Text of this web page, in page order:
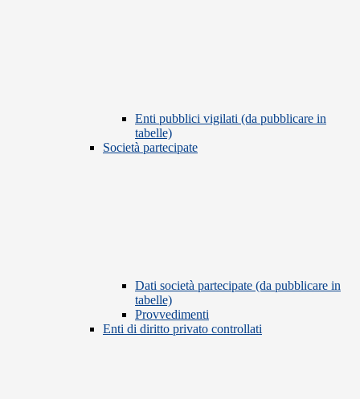
Enti pubblici vigilati (da pubblicare in
tabelle)
Società partecipate
Dati società partecipate (da pubblicare in
tabelle)
Provvedimenti
Enti di diritto privato controllati